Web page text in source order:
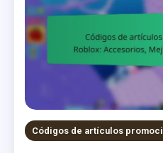
Códigos de artículos